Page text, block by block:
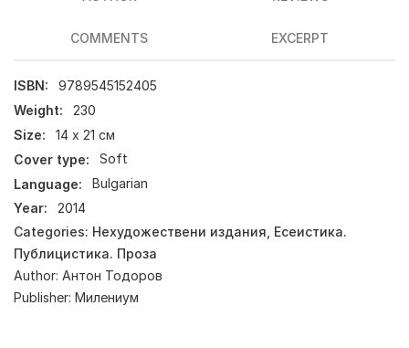
COMMENTS EXCERPT
ISBN:
9789545152405
Weight:
230
Size:
14 х 21 см
Cover type:
Soft
Language:
Bulgarian
Year:
2014
Categories: Нехудожествени издания Есеистика.
Публицистика. Проза
Author: Антон Тодоров
Publisher: Милениум